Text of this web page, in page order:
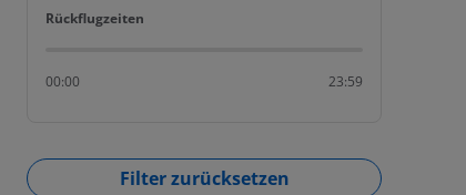
Rückflugzeiten
Rückflugzeiten
00:00 23:59
Filter zurücksetzen